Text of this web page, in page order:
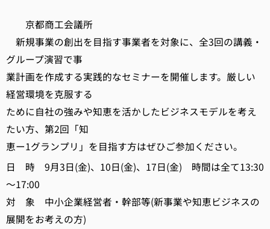
京都商工会議所
新規事業の創出を目指す事業者を対象に、全3回の講義・
グループ演習で事
業計画を作成する実践的なセミナーを開催します。厳しい
経営環境を克服する
ために自社の強みや知恵を活かしたビジネスモデルを考え
たい方、第2回「知
恵ー1グランプリ」を目指す方はぜひご参加ください。
日 時 9月3日(金)、10日(金)、17日(金) 時間は全て13:30
～17:00
対 象 中小企業経営者・幹部等(新事業や知恵ビジネスの
展開をお考えの方)